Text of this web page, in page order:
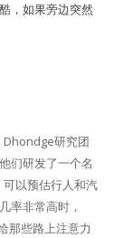
，如果旁边突然
Dhondge研究团
们研发了一个名
可以预估行人和汽
率非常高时，
那些路上注意力